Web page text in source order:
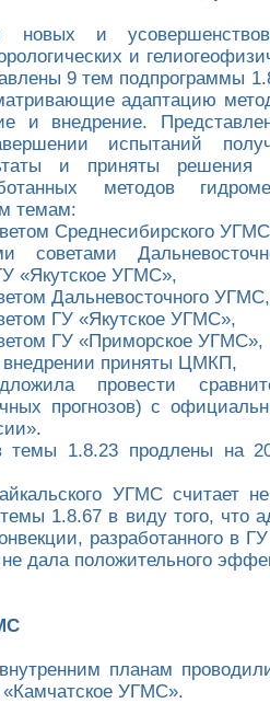
и
и
9 тем подпрограммы
адаптацию
и внедрение.
испытаний
и приняты решения
методов
темам:
Среднесибирского
советами
«Якутское УГМС»,
Дальневосточного УГМС,
ГУ «Якутское УГМС»,
ГУ «Приморское УГМС»,
внедрении приняты ЦМКП,
провести
прогнозов) с
темы 1.8.23 продлены на
УГМС считает
1.8.67 в виду того, что
разработанного в
дала положительного
планам
УГМС».